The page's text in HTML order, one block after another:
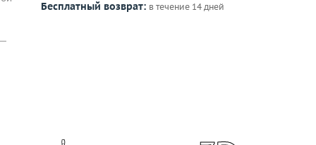
Бесплатный возврат: в течение 14 дней